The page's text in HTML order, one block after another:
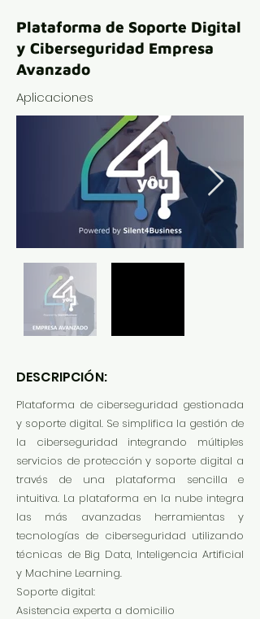
Plataforma de Soporte Digital
y Ciberseguridad Empresa
Avanzado
Aplicaciones
DESCRIPCIÓN:
Plataforma de ciberseguridad gestionada
y soporte digital. Se simplifica la gestión de
la ciberseguridad integrando múltiples
servicios de protección y soporte digital a
través de una plataforma sencilla e
intuitiva. La plataforma en la nube integra
las más avanzadas herramientas y
tecnologías de ciberseguridad utilizando
técnicas de Big Data, Inteligencia Artificial
y Machine Learning.
Soporte digital:
Asistencia experta a domicilio